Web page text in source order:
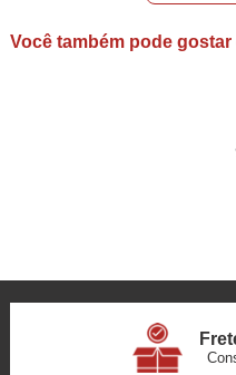
Você também pode gostar